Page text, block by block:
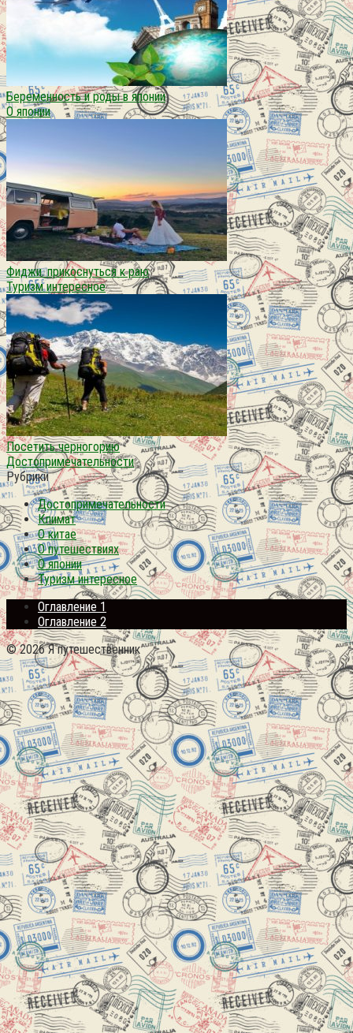
Беременность и роды в японии
О японии
Фиджи. прикоснуться к раю
Туризм интересное
Посетить черногорию
Достопримечательности
Рубрики
Достопримечательности
Климат
О китае
О путешествиях
О японии
Туризм интересное
Оглавление 1
Оглавление 2
© 2026 Я путешественник